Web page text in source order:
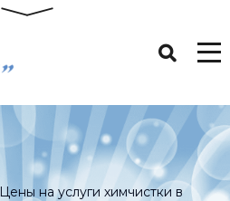
Цены на услуги химчистки в